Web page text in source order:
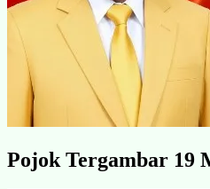
Pojok Tergambar 19